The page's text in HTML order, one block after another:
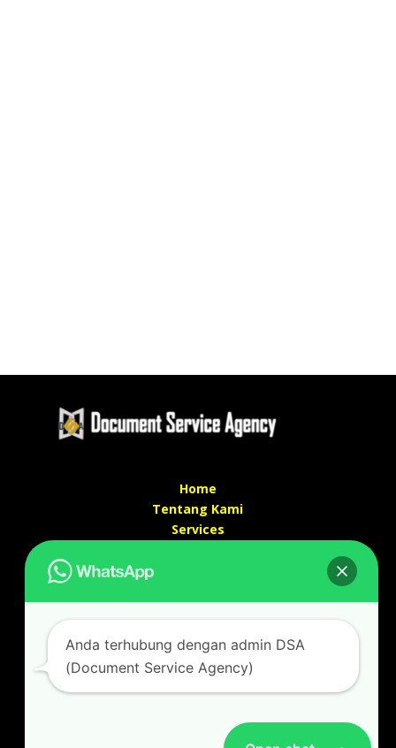
Home
Tentang Kami
Services
Alamat kantor :
Jl Swadaya Pam No 6 Rt 006 Rw 007 Jatinegara,
Cakung, Jakarta Timur 13930
(Dekat Mesjid Al Marzukiyah Swadaya Pam)
No hp/ telpon :087887631193 / 021 48671259
documentsserviceagency@gmail.com
Anda terhubung dengan admin DSA
(Document Service Agency)